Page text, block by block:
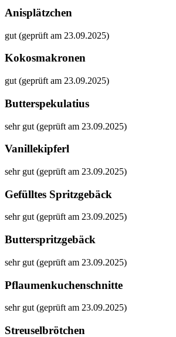
Anisplätzchen
gut (geprüft am 23.09.2025)
Kokosmakronen
gut (geprüft am 23.09.2025)
Butterspekulatius
sehr gut (geprüft am 23.09.2025)
Vanillekipferl
sehr gut (geprüft am 23.09.2025)
Gefülltes Spritzgebäck
sehr gut (geprüft am 23.09.2025)
Butterspritzgebäck
sehr gut (geprüft am 23.09.2025)
Pflaumenkuchenschnitte
sehr gut (geprüft am 23.09.2025)
Streuselbrötchen